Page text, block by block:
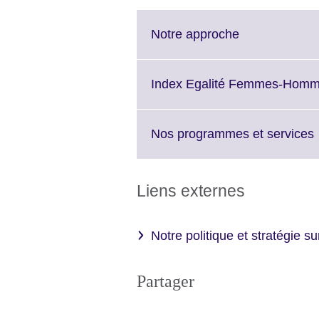
Notre approcheClick
More
Index Egalité Femmes-
Nos programmes et services
Liens externes
Notre politique et stratégie
Partager